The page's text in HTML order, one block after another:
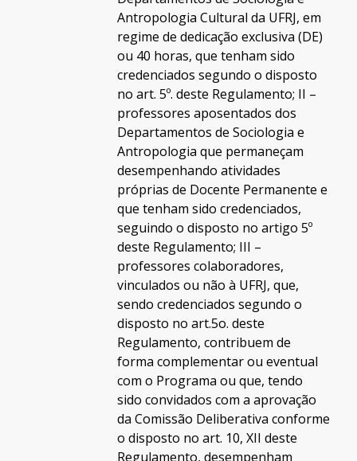
Antropologia Cultural da UFRJ, em
regime de dedicação exclusiva (DE)
ou 40 horas, que tenham sido
credenciados segundo o disposto
no art. 5º. deste Regulamento; II –
professores aposentados dos
Departamentos de Sociologia e
Antropologia que permaneçam
desempenhando atividades
próprias de Docente Permanente e
que tenham sido credenciados,
seguindo o disposto no artigo 5º
deste Regulamento; III –
professores colaboradores,
vinculados ou não à UFRJ, que,
sendo credenciados segundo o
disposto no art.5o. deste
Regulamento, contribuem de
forma complementar ou eventual
com o Programa ou que, tendo
sido convidados com a aprovação
da Comissão Deliberativa conforme
o disposto no art. 10, XII deste
Regulamento, desempenham